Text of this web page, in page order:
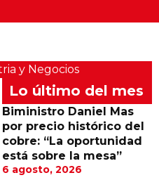
y Negocios
Lo último del mes
Biministro Daniel Mas
por precio histórico del
cobre: “La oportunidad
está sobre la mesa”
6 agosto, 2026